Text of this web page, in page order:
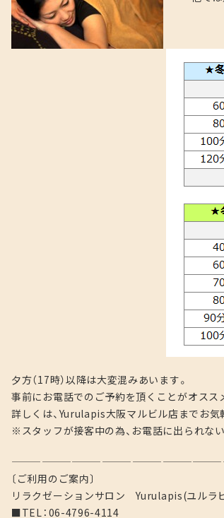
夕方（17時）以降は大変混みあいます。
事前にお電話でのご予約を頂くことがオスス
詳しくは、Yurulapis大阪マルビル店までお気
※スタッフが接客中の為、お電話に出られな
〔ご利用のご案内〕
リラクゼーションサロン Yurulapis(ユルラ
■TEL：06-4796-4114